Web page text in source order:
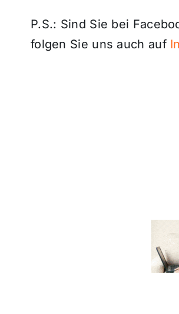
P.S.: Sind Sie bei
folgen Sie uns auch auf